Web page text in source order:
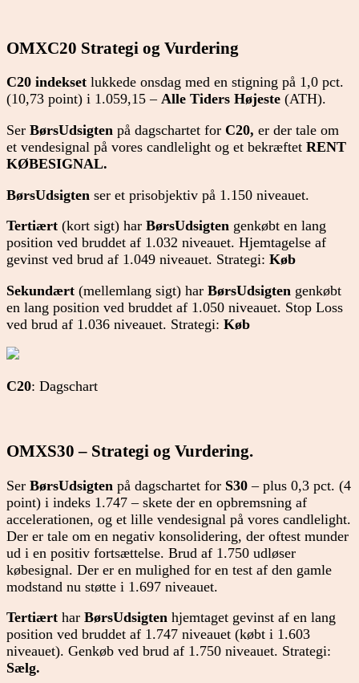
OMXC20 Strategi og Vurdering
C20 indekset lukkede onsdag med en stigning på 1,0 pct.
(10,73 point) i 1.059,15 – Alle Tiders Højeste (ATH).
Ser BørsUdsigten på dagschartet for C20, er der tale om
et vendesignal på vores candlelight og et bekræftet RENT
KØBESIGNAL.
BørsUdsigten ser et prisobjektiv på 1.150 niveauet.
Tertiært (kort sigt) har BørsUdsigten genkøbt en lang
position ved bruddet af 1.032 niveauet. Hjemtagelse af
gevinst ved brud af 1.049 niveauet. Strategi: Køb
Sekundært (mellemlang sigt) har BørsUdsigten genkøbt
en lang position ved bruddet af 1.050 niveauet. Stop Loss
ved brud af 1.036 niveauet. Strategi: Køb
C20: Dagschart
OMXS30 – Strategi og Vurdering.
Ser BørsUdsigten på dagschartet for S30 – plus 0,3 pct. (4
point) i indeks 1.747 – skete der en opbremsning af
accelerationen, og et lille vendesignal på vores candlelight.
Der er tale om en negativ konsolidering, der oftest munder
ud i en positiv fortsættelse. Brud af 1.750 udløser
købesignal. Der er en mulighed for en test af den gamle
modstand nu støtte i 1.697 niveauet.
Tertiært har BørsUdsigten hjemtaget gevinst af en lang
position ved bruddet af 1.747 niveauet (købt i 1.603
niveauet). Genkøb ved brud af 1.750 niveauet. Strategi:
Sælg.